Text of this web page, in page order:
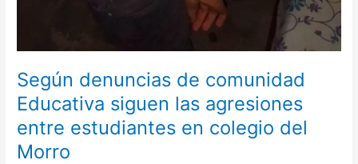
Según denuncias de comunidad
Educativa siguen las agresiones
entre estudiantes en colegio del
Morro